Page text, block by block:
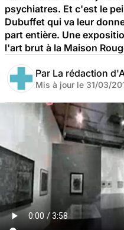
psychiatres. Et c'est le
Dubuffet qui va leur
part entière. Une
l'art brut à la Maison
Par La rédaction
Mis à jour le 31/03/